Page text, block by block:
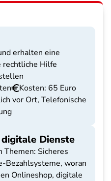
erhalten eine
rechtliche Hilfe
Kosten: 65 Euro
vor Ort, Telefonische
Dienste
Sicheres
Bezahlsysteme, woran
Onlineshop, digitale